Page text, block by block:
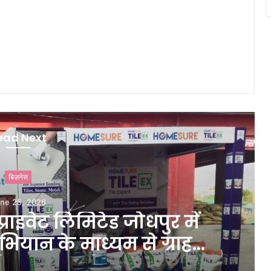
Next
बिज़नेस
25, 2026
लिमिटेड जोधपुर में
के माध्यम से ग्राहकों